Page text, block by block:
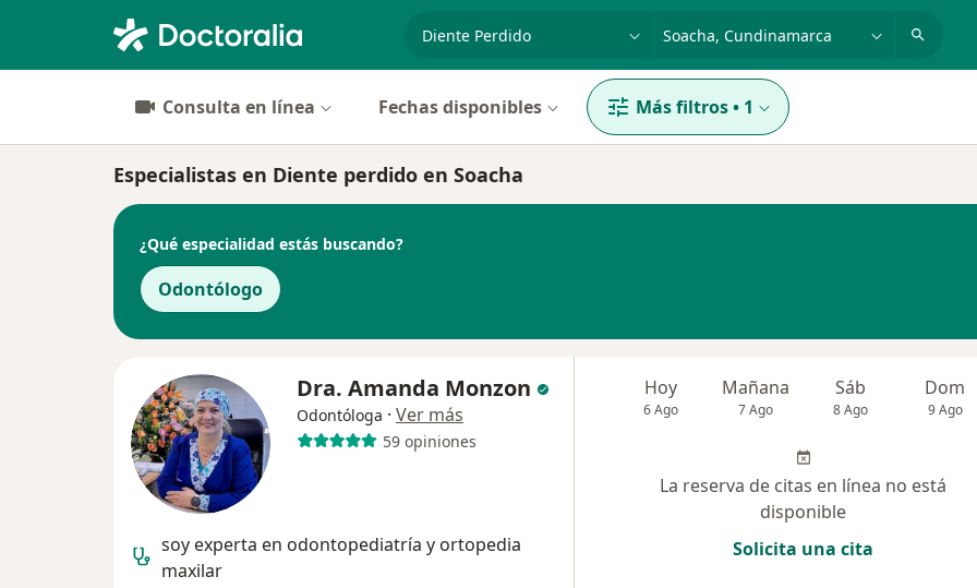
Consulta en línea Fechas disponibles Más filtros• 1
Especialistas en Diente perdido en Soacha
¿Qué especialidad estás buscando?
Odontólogo
Dra. Amanda Monzon
Odontóloga · Ver más
59 opiniones
soy experta en odontopediatría y ortopedia
maxilar
Hoy
6 Ago
Mañana
7 Ago
Sáb
8 Ago
Dom
9 Ago
La reserva de citas en línea no está
disponible
Solicita una cita